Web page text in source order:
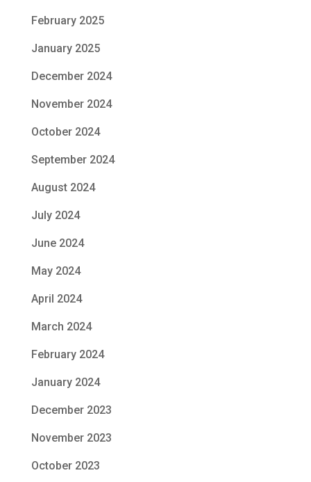
February 2025
January 2025
December 2024
November 2024
October 2024
September 2024
August 2024
July 2024
June 2024
May 2024
April 2024
March 2024
February 2024
January 2024
December 2023
November 2023
October 2023